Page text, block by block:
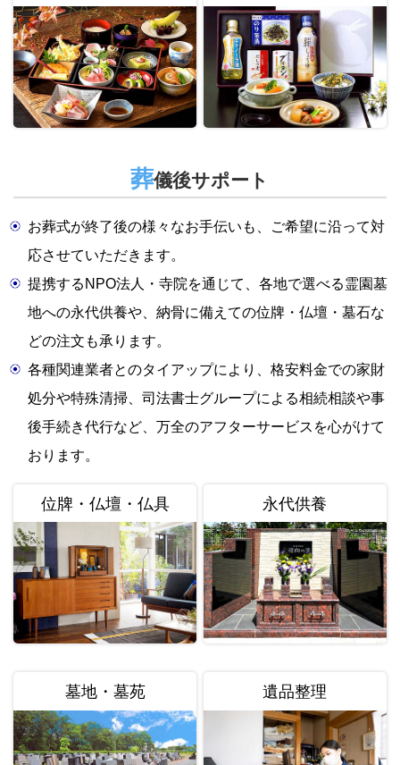
葬儀後サポート
お葬式が終了後の様々なお手伝いも、ご希望に沿って対
応させていただきます。
提携するNPO法人・寺院を通じて、各地で選べる霊園墓
地への永代供養や、納骨に備えての位牌・仏壇・墓石な
どの注文も承ります。
各種関連業者とのタイアップにより、格安料金での家財
処分や特殊清掃、司法書士グループによる相続相談や事
後手続き代行など、万全のアフターサービスを心がけて
おります。
位牌・仏壇・仏具 永代供養
墓地・墓苑 遺品整理